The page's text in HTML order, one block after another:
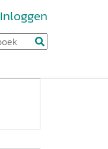
Inloggen